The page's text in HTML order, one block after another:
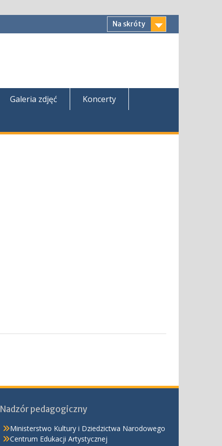
Na skróty
Galeria zdjęć
Koncerty
Nadzór pedagogiczny
Ministerstwo Kultury i Dziedzictwa Narodowego
Centrum Edukacji Artystycznej